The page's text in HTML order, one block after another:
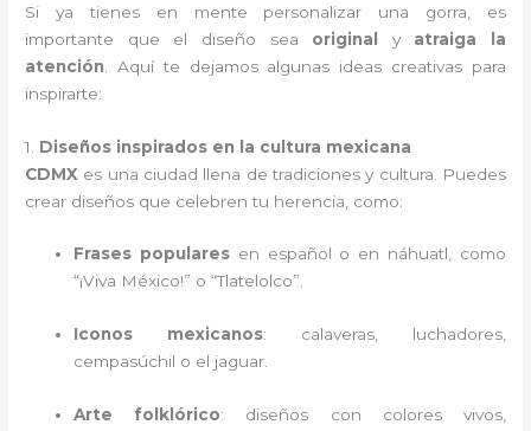
Si ya tienes en mente personalizar una gorra, es
importante que el diseño sea original y atraiga la
atención . Aquí te dejamos algunas ideas creativas para
inspirarte:
1. Diseños inspirados en la cultura mexicana
CDMX es una ciudad llena de tradiciones y cultura. Puedes
crear diseños que celebren tu herencia, como:
Frases popularesen español o en náhuatl, como
“¡Viva México!” o “Tlatelolco”.
Iconos mexicanos: calaveras, luchadores,
cempasúchil o el jaguar.
Arte folklórico: diseños con colores vivos,